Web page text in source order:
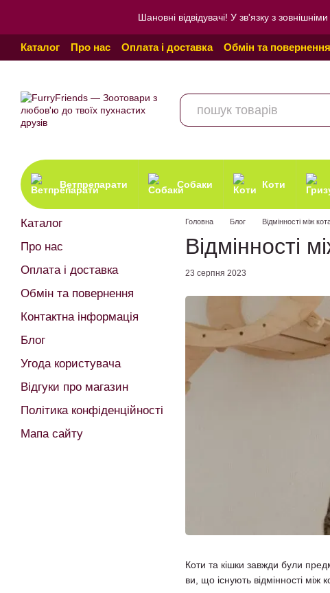
Шановні відвідувачі! У зв'язку з
Каталог Про нас Оплата і доставка Обмін та повернення
Угода користувача
Відгуки про магазин Політика
Ветпрепарати Собаки Коти
Головна Блог Відмінності між
Відмінності
23 серпня 2023
Коти та кішки завжди були
ви, що існують відмінності між
Каталог
Про нас
Оплата і доставка
Обмін та повернення
Контактна інформація
Блог
Угода користувача
Відгуки про магазин
Політика конфіденційності
Мапа сайту